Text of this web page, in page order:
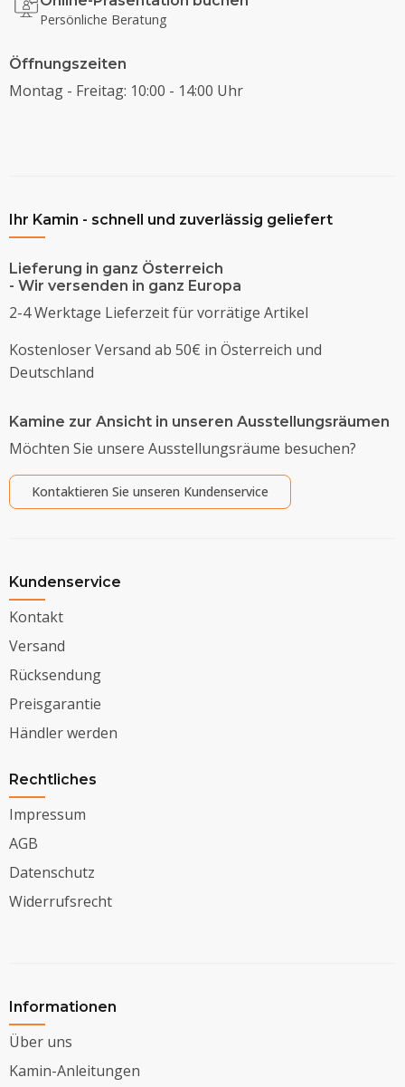
Persönliche Beratung
Öffnungszeiten
Montag - Freitag: 10:00 - 14:00 Uhr
Ihr Kamin - schnell und zuverlässig geliefert
Lieferung in ganz Österreich
- Wir versenden in ganz Europa
2-4 Werktage Lieferzeit für vorrätige Artikel
Kostenloser Versand ab 50€ in Österreich und
Deutschland
Kamine zur Ansicht in unseren Ausstellungsräumen
Möchten Sie unsere Ausstellungsräume besuchen?
Kontaktieren Sie unseren Kundenservice
Kundenservice
Kontakt
Versand
Rücksendung
Preisgarantie
Händler werden
Rechtliches
Impressum
AGB
Datenschutz
Widerrufsrecht
Informationen
Über uns
Kamin-Anleitungen